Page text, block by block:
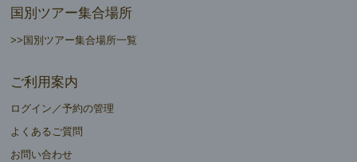
国別ツアー集合場所
>>国別ツアー集合場所一覧
ご利用案内
ログイン／予約の管理
よくあるご質問
お問い合わせ